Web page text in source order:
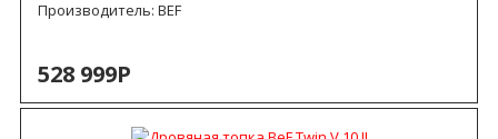
Производитель: BEF
528 999Р